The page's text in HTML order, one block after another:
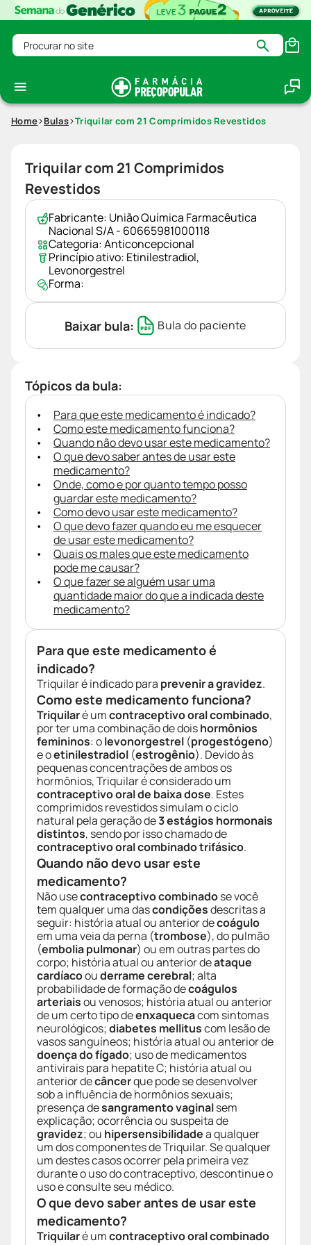
Procurar no site
Home Bulas Triquilar com 21 Comprimidos Revestidos
Triquilar com 21 Comprimidos
Revestidos
Fabricante: União Química Farmacêutica
Nacional S/A - 60665981000118
Categoria:Anticoncepcional
Princípio ativo: Etinilestradiol,
Levonorgestrel
Forma:
Baixar bula: Bula do paciente
Tópicos da bula:
Para que este medicamento é indicado?
Como este medicamento funciona?
Quando não devo usar este medicamento?
O que devo saber antes de usar este
medicamento?
Onde, como e por quanto tempo posso
guardar este medicamento?
Como devo usar este medicamento?
O que devo fazer quando eu me esquecer
de usar este medicamento?
Quais os males que este medicamento
pode me causar?
O que fazer se alguém usar uma
quantidade maior do que a indicada deste
medicamento?
Para que este medicamento é
indicado?
Triquilar é indicado para prevenir a gravidez.
Como este medicamento funciona?
Triquilaré umcontraceptivo oral combinado,
por ter uma combinação de doishormônios
femininos: olevonorgestrel (progestógeno)
e oetinilestradiol (estrogênio). Devido às
pequenas concentrações de ambos os
hormônios, Triquilar é considerado um
contraceptivo oral de baixa dose. Estes
comprimidos revestidos simulam o ciclo
natural pela geração de3 estágios hormonais
distintos, sendo por isso chamado de
contraceptivo oral combinado trifásico.
Quando não devo usar este
medicamento?
Não usecontraceptivo combinadose você
tem qualquer uma dascondiçõesdescritas a
seguir: história atual ou anterior decoágulo
em uma veia da perna (trombose), do pulmão
(embolia pulmonar) ou em outras partes do
corpo; história atual ou anterior deataque
cardíacoouderrame cerebral; alta
probabilidade de formação decoágulos
arteriaisou venosos; história atual ou anterior
de um certo tipo deenxaquecacom sintomas
neurológicos;diabetes mellituscom lesão de
vasos sanguíneos; história atual ou anterior de
doença do fígado; uso de medicamentos
antivirais para hepatite C; história atual ou
anterior decâncerque pode se desenvolver
sob a influência de hormônios sexuais;
presença desangramento vaginalsem
explicação; ocorrência ou suspeita de
gravidez; ou hipersensibilidadea qualquer
um dos componentes de Triquilar. Se qualquer
um destes casos ocorrer pela primeira vez
durante o uso do contraceptivo, descontinue o
uso e consulte seu médico.
O que devo saber antes de usar este
medicamento?
Triquilaré umcontraceptivo oral combinado